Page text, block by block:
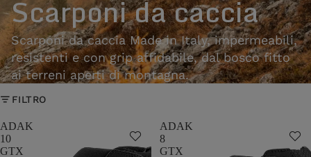
Scarponi da caccia
Scarponi da caccia Made in Italy, impermeabili,
resistenti e con grip affidabile, dal bosco fitto
ai terreni aperti di montagna.
FILTRO
ADAK
10
GTX
ADAK
8
GTX